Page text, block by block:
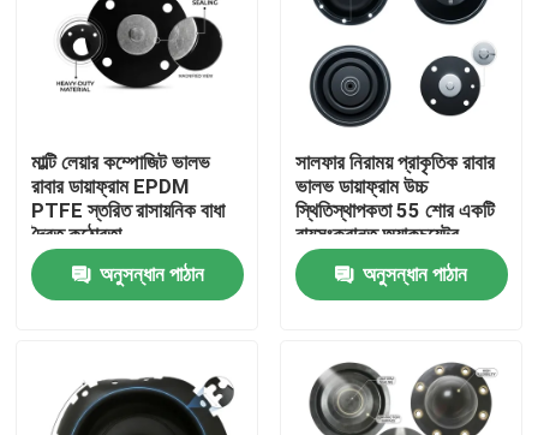
পণ্য
মাল্টি লেয়ার কম্পোজিট ভালভ
রাবার ডায়াফ্রাম EPDM
PTFE স্তরিত রাসায়নিক বাধা
দ্বৈত কঠোরতা
অনুসন্ধান পাঠান
সালফার নিরাময় প্রাকৃতিক রাবার
ভালভ ডায়াফ্রাম উচ্চ
স্থিতিস্থাপকতা 55 শোর একটি
বায়ুসংক্রান্ত অ্যাকচুয়েটর
OEM
অনুসন্ধান পাঠান